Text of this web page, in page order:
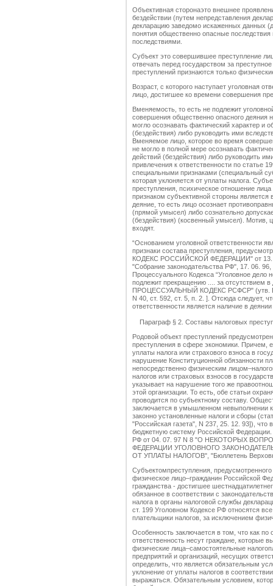
Объективная сторонаэто внешнее
бездействии (путем непредставления
декларацию заведомо искаженных данных
понятия общественно опасные
последствиями.
Субъект это совершившее преступление
отвечать перед государством за
преступлений признаются только
Возраст, с которого наступает уголовная
лицо, достигшее ко времени совершения
Вменяемость, то есть не подлежит
совершения общественно опасного деяния
могло осознавать фактический характер и
(бездействия) либо руководить ими
Вменяемое лицо, которое во время
не могло в полной мере осознавать
действий (бездействия) либо руководить
привлечения к ответственности по статье
специальными признаками (специальный
которая уклоняется от уплаты налога.
преступления, психическое отношение
признаком субъективной стороны
деяние, то есть лицо осознает
(прямой умысел) либо сознательно
(бездействия) (косвенный умысел). Мотив,
входят.
“Основанием уголовной ответственности
признаки состава преступления,
КОДЕКС РОССИЙСКОЙ ФЕДЕРАЦИИ" от 13.
"Собрание законодательства РФ", 17. 06.
Процессуального Кодекса “Уголовное
подлежит прекращению .... за отсутствием
ПРОЦЕССУАЛЬНЫЙ КОДЕКС РСФСР" (утв.
N 40, ст. 592, ст. 5, п. 2. ]. Отсюда следует,
ответственности является наличие в
Параграф § 2. Составы налоговых
Родовой объект преступлений
преступления в сфере экономики. Причем,
уплаты налога или страхового взноса в
нарушение Конституционной обязанности
непосредственно физическим
налогов или страховых взносов в
указывает на нарушение того же
этой организации. То есть, обе статьи
проводится по субъектному составу.
заключается в умышленном невыполнении
законно установленные налоги и сборы
"Российская газета", N 237, 25. 12. 93]), что
бюджетную систему Российской
РФ от 04. 07. 97 N 8 "О НЕКОТОРЫХ
ФЕДЕРАЦИИ УГОЛОВНОГО
ОТ УПЛАТЫ НАЛОГОВ", "Бюллетень
Субъектомпреступления,
физическое лицо–гражданин Российской
гражданства - достигшее
обязанное в соответствии с
налога в органы налоговой службы
ст. 199 Уголовном Кодексе РФ относятся
плательщики налогов, за исключением
Особенность заключается в том, что как по
ответственность несут граждане, которые
физические лица–самостоятельные
предприятий и организаций, несущих
определить, что является обязательным
уклонение от уплаты налогов в
выражаться. Обязательным условием,